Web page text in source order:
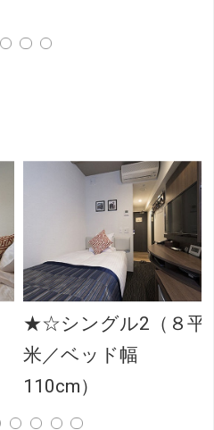
★☆シングル2（８平
米／ベッド幅
110cm）